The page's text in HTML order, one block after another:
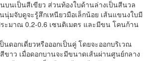
บนเป็นสีเขียว ส่วนท้องใบด้านล่างเป็นสีนวล
นุ่มจับดูจะรู้สึกเหนียวมือเล็กน้อย เส้นแขนงใบมี
ะมาณ 0.2-0.6 เซนติเมตร และมีขน โคนก้าน
นดอกเดี่ยวหรือออกเป็นคู่ โดยจะออกบริเวณ
ขาว เมื่อดอกบานจะมีขนาดเส้นผ่านศูนย์กลาง